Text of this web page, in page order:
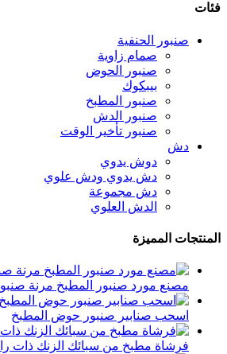
فئات
صنبور الحنفية
صمام زاوية
صنبور الحوض
بيبكوك
صنبور المطبخ
صنبور الدش
صنبور تأخير الوقت
دش
دوش يدوي
دش يدوي ودش علوي
دش مجموعة
الدش العلوي
المنتجات المميزة
مصنع مورد صنبور المطبخ مرنة
اسحب صنابير صنبور حوض المطبخ
فرشاة مطبخ من سبائك الزنك ذات